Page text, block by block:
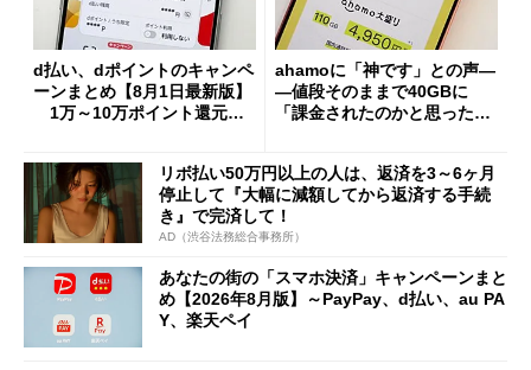
d払い、dポイントのキャンペ
ーンまとめ【8月1日最新版】
1万～10万ポイント還元の
ahamoに「神です」との声―
―値段そのままで40GBに
「課金されたのかと思った」
リボ払い50万円以上の人は、返済を3～6ヶ月
停止して『大幅に減額してから返済する手続
き』で完済して！
AD（渋谷法務総合事務所）
あなたの街の「スマホ決済」キャンペーンまと
め【2026年8月版】～PayPay、d払い、au PA
Y、楽天ペイ